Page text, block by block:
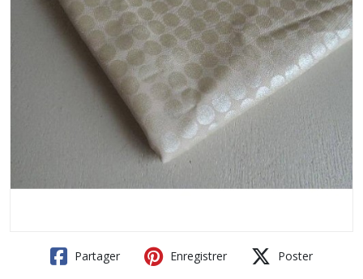
Partager Enregistrer Poster